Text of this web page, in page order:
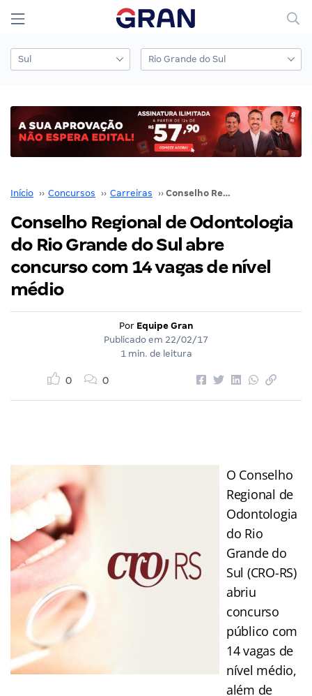
Início ›› Concursos ›› Carreiras ›› Conselho Regional de Odontologia do Rio Grande do Sul abre concurso com 14 vagas de nível médio
Conselho Regional de Odontologia
do Rio Grande do Sul abre
concurso com 14 vagas de nível
médio
Por Equipe Gran
Publicado em 22/02/17
1 min. de leitura
0 0
O Conselho
Regional de
Odontologia
do Rio
Grande do
Sul (CRO-RS)
abriu
concurso
público com
14 vagas de
nível médio,
além de